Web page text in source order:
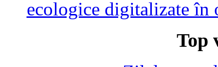
ecologice digitalizate în
Top